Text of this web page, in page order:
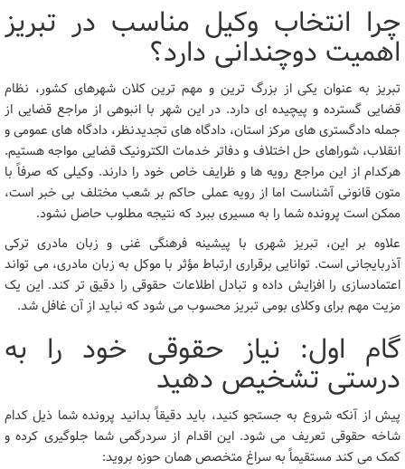
چرا انتخاب وکیل مناسب در تبریز
اهمیت دوچندانی دارد؟
تبریز به عنوان یکی از بزرگ ترین و مهم ترین کلان شهرهای کشور، نظام
قضایی گسترده و پیچیده ای دارد. در این شهر با انبوهی از مراجع قضایی از
جمله دادگستری های مرکز استان، دادگاه های تجدیدنظر، دادگاه های عمومی و
انقلاب، شوراهای حل اختلاف و دفاتر خدمات الکترونیک قضایی مواجه هستیم.
هرکدام از این مراجع رویه ها و ظرایف خاص خود را دارند. وکیلی که صرفاً با
متون قانونی آشناست اما از رویه عملی حاکم بر شعب مختلف بی خبر است،
ممکن است پرونده شما را به مسیری ببرد که نتیجه مطلوب حاصل نشود.
علاوه بر این، تبریز شهری با پیشینه فرهنگی غنی و زبان مادری ترکی
آذربایجانی است. توانایی برقراری ارتباط مؤثر با موکل به زبان مادری، می تواند
اعتمادسازی را افزایش داده و تبادل اطلاعات حقوقی را دقیق تر کند. این یک
مزیت مهم برای وکلای بومی تبریز محسوب می شود که نباید از آن غافل شد.
گام اول: نیاز حقوقی خود را به
درستی تشخیص دهید
پیش از آنکه شروع به جستجو کنید، باید دقیقاً بدانید پرونده شما ذیل کدام
شاخه حقوقی تعریف می شود. این اقدام از سردرگمی شما جلوگیری کرده و
کمک می کند مستقیماً به سراغ متخصص همان حوزه بروید: